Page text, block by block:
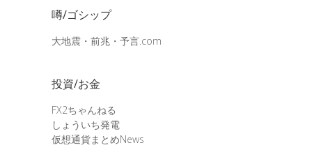
噂/ゴシップ
大地震・前兆・予言.com
投資/お金
FX2ちゃんねる
しょういち発電
仮想通貨まとめNews